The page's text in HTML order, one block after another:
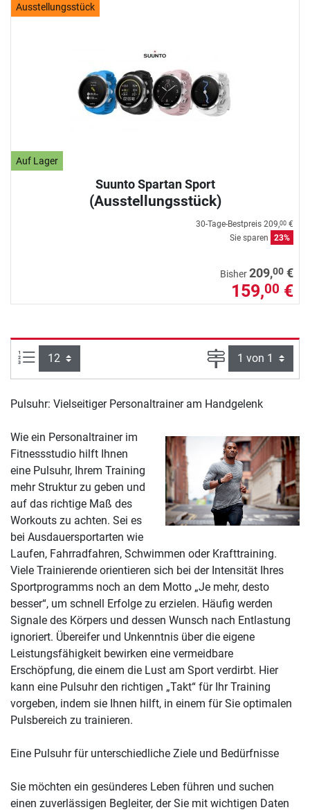
Ausstellungsstück
Auf Lager
Suunto Spartan Sport
(Ausstellungsstück)
30-Tage-Bestpreis 209,00 €
Sie sparen
23%
Bisher209,00 €
159,00 €
Artikel pro Seite: Seite
Pulsuhr: Vielseitiger Personaltrainer am Handgelenk
Wie ein Personaltrainer im
Fitnessstudio hilft Ihnen
eine Pulsuhr, Ihrem Training
mehr Struktur zu geben und
auf das richtige Maß des
Workouts zu achten. Sei es
bei Ausdauersportarten wie
Laufen, Fahrradfahren, Schwimmen oder Krafttraining.
Viele Trainierende orientieren sich bei der Intensität Ihres
Sportprogramms noch an dem Motto „Je mehr, desto
besser“, um schnell Erfolge zu erzielen. Häufig werden
Signale des Körpers und dessen Wunsch nach Entlastung
ignoriert. Übereifer und Unkenntnis über die eigene
Leistungsfähigkeit bewirken eine vermeidbare
Erschöpfung, die einem die Lust am Sport verdirbt. Hier
kann eine Pulsuhr den richtigen „Takt“ für Ihr Training
vorgeben, indem sie Ihnen hilft, in einem für Sie optimalen
Pulsbereich zu trainieren.
Eine Pulsuhr für unterschiedliche Ziele und Bedürfnisse
Sie möchten ein gesünderes Leben führen und suchen
einen zuverlässigen Begleiter, der Sie mit wichtigen Daten